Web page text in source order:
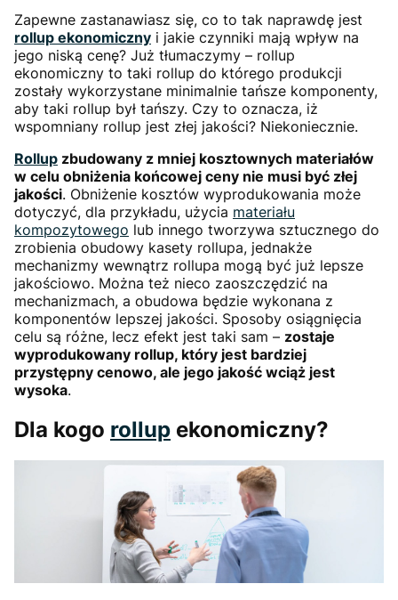
Zapewne zastanawiasz się, co to tak naprawdę jest
rollup ekonomiczny i jakie czynniki mają wpływ na
jego niską cenę? Już tłumaczymy – rollup
ekonomiczny to taki rollup do którego produkcji
zostały wykorzystane minimalnie tańsze komponenty,
aby taki rollup był tańszy. Czy to oznacza, iż
wspomniany rollup jest złej jakości? Niekoniecznie.
Rollup zbudowany z mniej kosztownych materiałów
w celu obniżenia końcowej ceny nie musi być złej
jakości. Obniżenie kosztów wyprodukowania może
dotyczyć, dla przykładu, użycia materiału
kompozytowego lub innego tworzywa sztucznego do
zrobienia obudowy kasety rollupa, jednakże
mechanizmy wewnątrz rollupa mogą być już lepsze
jakościowo. Można też nieco zaoszczędzić na
mechanizmach, a obudowa będzie wykonana z
komponentów lepszej jakości. Sposoby osiągnięcia
celu są różne, lecz efekt jest taki sam – zostaje
wyprodukowany rollup, który jest bardziej
przystępny cenowo, ale jego jakość wciąż jest
wysoka.
Dla kogo rollup ekonomiczny?